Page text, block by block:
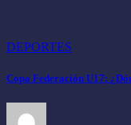
DEPORTES
Copa Federación U17: